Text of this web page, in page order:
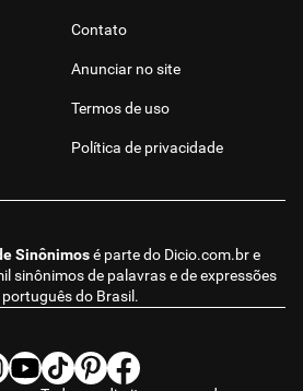
Sinônimosé parte do Dicio.com.bre
sinônimos de palavras e de expressões
português do Brasil.
Contato
Anunciar no site
Termos de uso
Política de privacidade